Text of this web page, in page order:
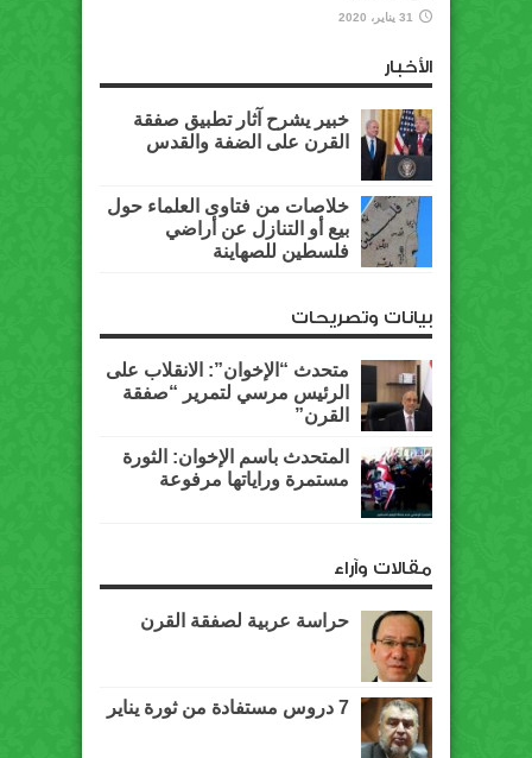
31 يناير، 2020
الأخبار
خبير يشرح آثار تطبيق صفقة
القرن على الضفة والقدس
خلاصات من فتاوى العلماء حول
بيع أو التنازل عن أراضي
فلسطين للصهاينة
بيانات وتصريحات
متحدث “الإخوان”: الانقلاب على
الرئيس مرسي لتمرير “صفقة
القرن”
المتحدث باسم الإخوان: الثورة
مستمرة وراياتها مرفوعة
مقالات وآراء
حراسة عربية لصفقة القرن
7 دروس مستفادة من ثورة يناير